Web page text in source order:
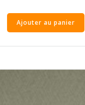
Ajouter au panier